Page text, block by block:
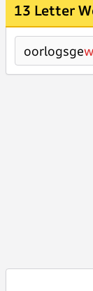
13 Letter
oorlogsge